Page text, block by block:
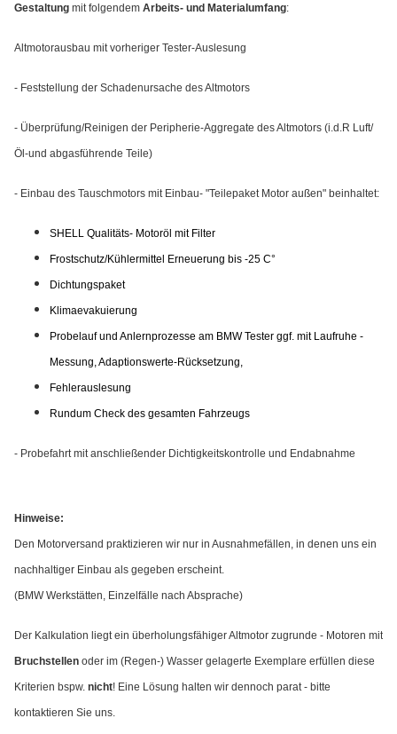
Gestaltung mit folgendem Arbeits- und Materialumfang:
Altmotorausbau mit vorheriger Tester-Auslesung
- Feststellung der Schadenursache des Altmotors
- Überprüfung/Reinigen der Peripherie-Aggregate des Altmotors (i.d.R Luft/
Öl-und abgasführende Teile)
- Einbau des Tauschmotors mit Einbau- "Teilepaket Motor außen" beinhaltet:
SHELL Qualitäts- Motoröl mit Filter
Frostschutz/Kühlermittel Erneuerung bis -25 C°
Dichtungspaket
Klimaevakuierung
Probelauf und Anlernprozesse am BMW Tester ggf. mit Laufruhe -
Messung, Adaptionswerte-Rücksetzung,
Fehlerauslesung
Rundum Check des gesamten Fahrzeugs
- Probefahrt mit anschließender Dichtigkeitskontrolle und Endabnahme
Hinweise:
Den Motorversand praktizieren wir nur in Ausnahmefällen, in denen uns ein
nachhaltiger Einbau als gegeben erscheint.
(BMW Werkstätten, Einzelfälle nach Absprache)
Der Kalkulation liegt ein überholungsfähiger Altmotor zugrunde - Motoren mit
Bruchstellen oder im (Regen-) Wasser gelagerte Exemplare erfüllen diese
Kriterien bspw. nicht! Eine Lösung halten wir dennoch parat - bitte
kontaktieren Sie uns.